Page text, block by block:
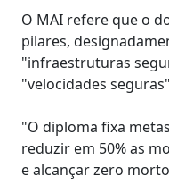
O MAI refere que o
pilares,
"infraestruturas
"velocidades
"O diploma fixa
reduzir em 50% as
e alcançar zero